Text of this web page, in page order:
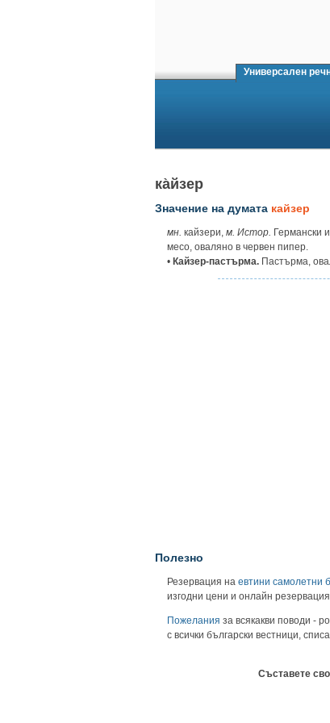
Универсален
ка̀йзер
Значение на думата кайзер
мн. кайзери, м. Истор. Германски
месо, оваляно в червен пипер.
• Кайзер-пастърма. Пастърма,
Полезно
Резервация на евтини самолетни
изгодни цени и онлайн
Пожелания за всякакви поводи -
с всички български вестници,
Съставете